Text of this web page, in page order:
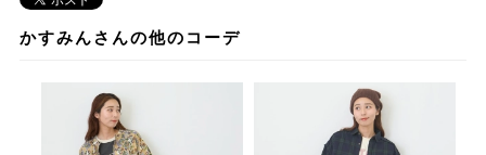
かすみんさんの他のコーデ